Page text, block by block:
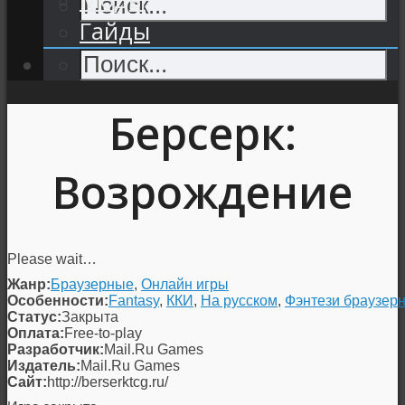
Гайды
Берсерк:
Возрождение
Please wait…
Жанр:Браузерные, Онлайн игры
Особенности:Fantasy, ККИ , На русском, Фэнтези
Статус:Закрыта
Оплата:Free-to-play
Разработчик:Mail.Ru Games
Издатель:Mail.Ru Games
Сайт:http://berserktcg.ru/